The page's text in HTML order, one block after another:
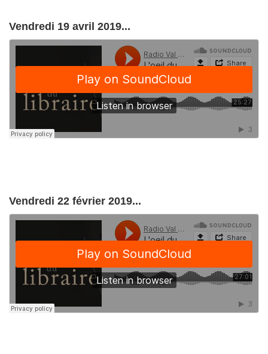
Vendredi 19 avril 2019...
Vendredi 22 février 2019...